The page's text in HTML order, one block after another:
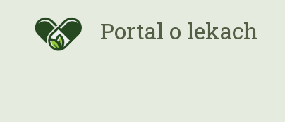
Portal o lekach